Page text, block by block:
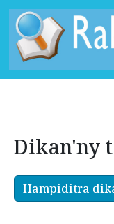
Dikan'ny
Hampiditra